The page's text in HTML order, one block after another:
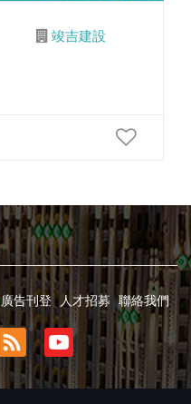
竣吉建設
廣告刊登 人才招募 聯絡我們